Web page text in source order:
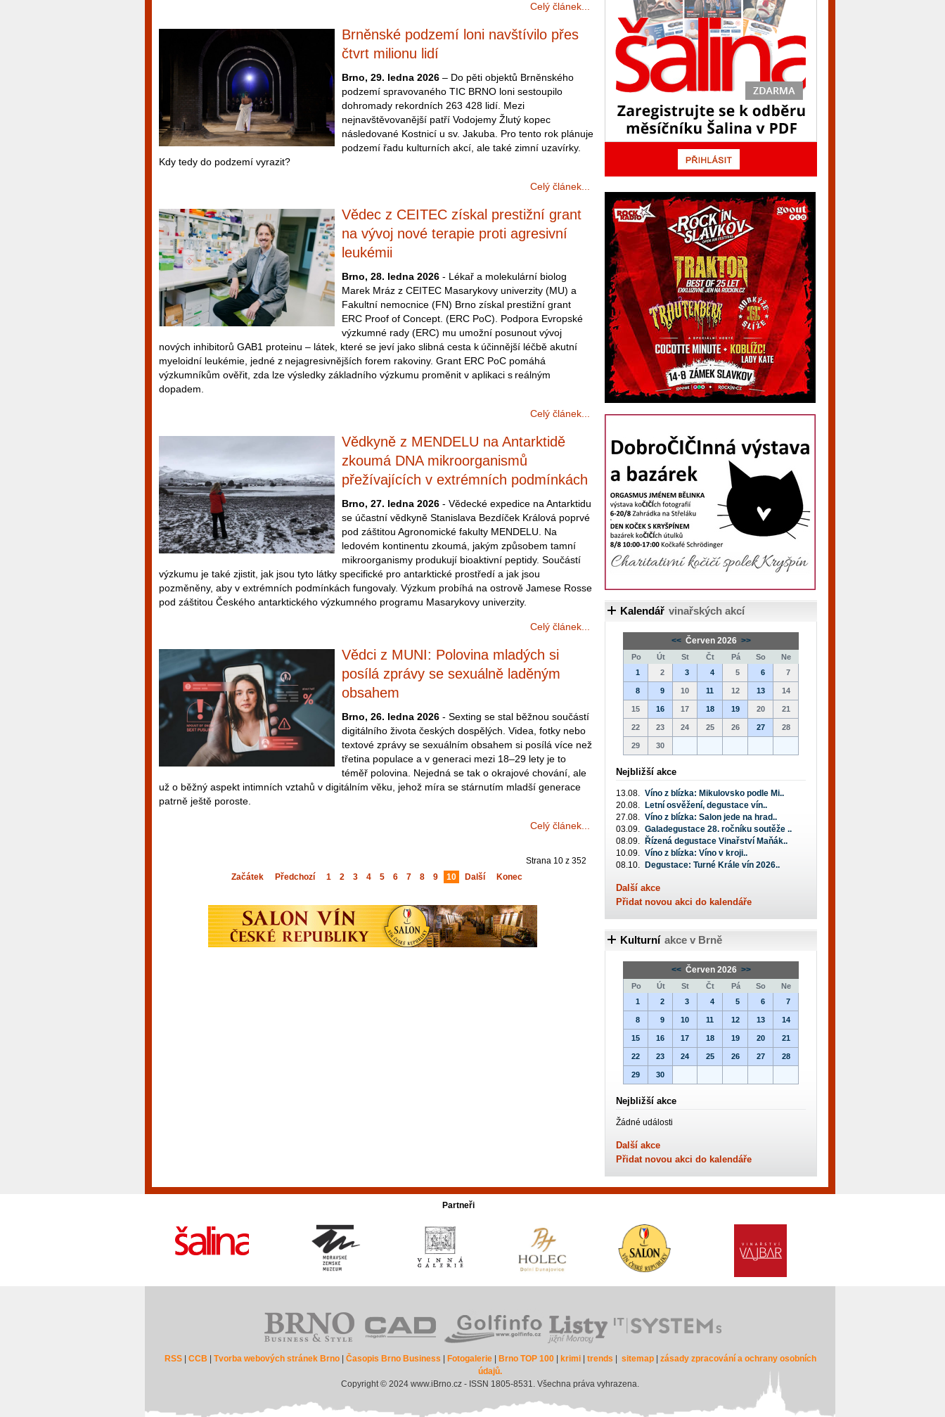
Celý článek...
Brněnské podzemí loni navštívilo přes
čtvrt milionu lidí
Brno, 29. ledna 2026 – Do pěti objektů Brněnského
podzemí spravovaného TIC BRNO loni sestoupilo
dohromady rekordních 263 428 lidí. Mezi
nejnavštěvovanější patří Vodojemy Žlutý kopec
následované Kostnicí u sv. Jakuba. Pro tento rok plánuje
podzemí řadu kulturních akcí, ale také zimní uzavírky.
Kdy tedy do podzemí vyrazit?
Celý článek...
Vědec z CEITEC získal prestižní grant
na vývoj nové terapie proti agresivní
leukémii
Brno, 28. ledna 2026 - Lékař a molekulární biolog
Marek Mráz z CEITEC Masarykovy univerzity (MU) a
Fakultní nemocnice (FN) Brno získal prestižní grant
ERC Proof of Concept. (ERC PoC). Podpora Evropské
výzkumné rady (ERC) mu umožní posunout vývoj
nových inhibitorů GAB1 proteinu – látek, které se jeví jako slibná cesta k účinnější léčbě akutní
myeloidní leukémie, jedné z nejagresivnějších forem rakoviny. Grant ERC PoC pomáhá
výzkumníkům ověřit, zda lze výsledky základního výzkumu proměnit v aplikaci s reálným
dopadem.
Celý článek...
Vědkyně z MENDELU na Antarktidě
zkoumá DNA mikroorganismů
přežívajících v extrémních podmínkách
Brno, 27. ledna 2026 - Vědecké expedice na Antarktidu
se účastní vědkyně Stanislava Bezdíček Králová poprvé
pod záštitou Agronomické fakulty MENDELU. Na
ledovém kontinentu zkoumá, jakým způsobem tamní
mikroorganismy produkují bioaktivní peptidy. Součástí
výzkumu je také zjistit, jak jsou tyto látky specifické pro antarktické prostředí a jak jsou
pozměněny, aby v extrémních podmínkách fungovaly. Výzkum probíhá na ostrově Jamese Rosse
pod záštitou Českého antarktického výzkumného programu Masarykovy univerzity.
Celý článek...
Vědci z MUNI: Polovina mladých si
posílá zprávy se sexuálně laděným
obsahem
Brno, 26. ledna 2026 - Sexting se stal běžnou součástí
digitálního života českých dospělých. Videa, fotky nebo
textové zprávy se sexuálním obsahem si posílá více než
třetina populace a v generaci mezi 18–29 lety je to
téměř polovina. Nejedná se tak o okrajové chování, ale
už o běžný aspekt intimních vztahů v digitálním věku, jehož míra se stárnutím mladší generace
patrně ještě poroste.
Celý článek...
Strana 10 z 352
Začátek
Předchozí 1 2 3 4 5 6 7 8 9 10 Další Konec
Kalendář vinařských akcí
<< Červen 2026 >>
Po Út St Čt Pá So
Ne
1
2 3 4 5 6 7
8 9 10 11 12 13 14
15 16 17 18 19 20 21
22 23 24 25 26 27 28
29 30
Nejbližší akce
13.08. Víno z blízka: Mikulovsko podle Mi..
20.08.
Letní osvěžení, degustace vín..
27.08. Víno z blízka: Salon jede na hrad..
03.09. Galadegustace 28. ročníku soutěže ..
08.09.
Řízená degustace Vinařství Maňák..
10.09. Víno z blízka: Víno v kroji..
08.10.
Degustace: Turné Krále vín 2026..
Další akce
Přidat novou akci do kalendáře
Kulturní akce v Brně
<< Červen 2026 >>
Po Út St Čt Pá So
Ne
1
2 3 4 5 6 7
8 9 10 11 12 13 14
15 16 17 18 19 20 21
22 23 24 25 26 27 28
29 30
Nejbližší akce
Žádné události
Další akce
Přidat novou akci do kalendáře
Partneři
RSS| CCB Tvorba webových stránek Brno| Časopis Brno Business Fotogalerie| Brno TOP 100| krimi| trends sitemap| zásady zpracování a ochrany osobních
údajů.
Copyright © 2024 www.iBrno.cz - ISSN 1805-8531. Všechna práva vyhrazena.